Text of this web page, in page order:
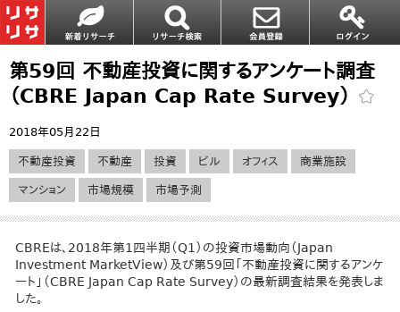
第59回 不動産投資に関するアンケート調査
（CBRE Japan Cap Rate Survey）
2018年05月22日
不動産投資 不動産 投資 ビル オフィス 商業施設
マンション 市場規模 市場予測
CBREは、2018年第1四半期（Q1）の投資市場動向（Japan
Investment MarketView）及び第59回「不動産投資に関するアンケ
ート」（CBRE Japan Cap Rate Survey）の最新調査結果を発表しま
した。